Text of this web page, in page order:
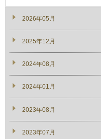
2026年05月
2025年12月
2024年08月
2024年01月
2023年08月
2023年07月